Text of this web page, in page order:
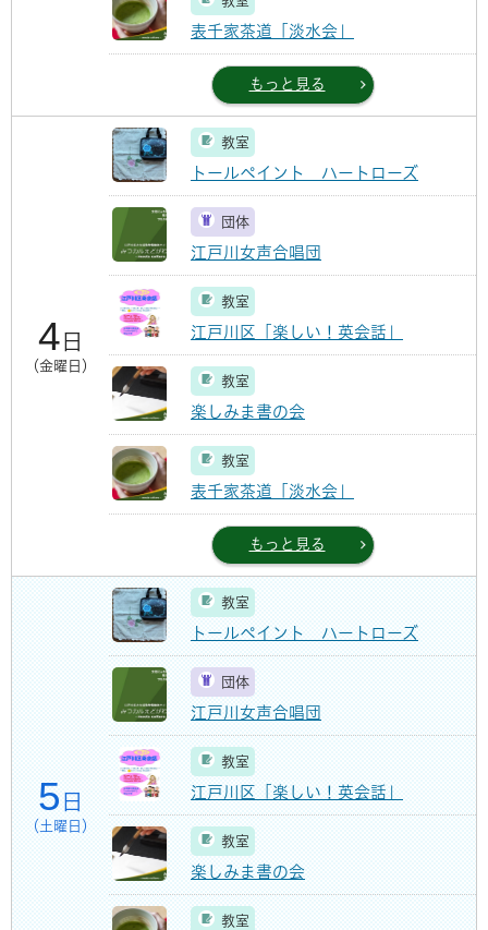
表千家茶道「淡水会」
もっと見る
4 日
（金曜日）
教室
トールペイント ハートローズ
団体
江戸川女声合唱団
教室
江戸川区「楽しい！英会話」
教室
楽しみま書の会
教室
表千家茶道「淡水会」
もっと見る
5 日
（土曜日）
教室
トールペイント ハートローズ
団体
江戸川女声合唱団
教室
江戸川区「楽しい！英会話」
教室
楽しみま書の会
教室